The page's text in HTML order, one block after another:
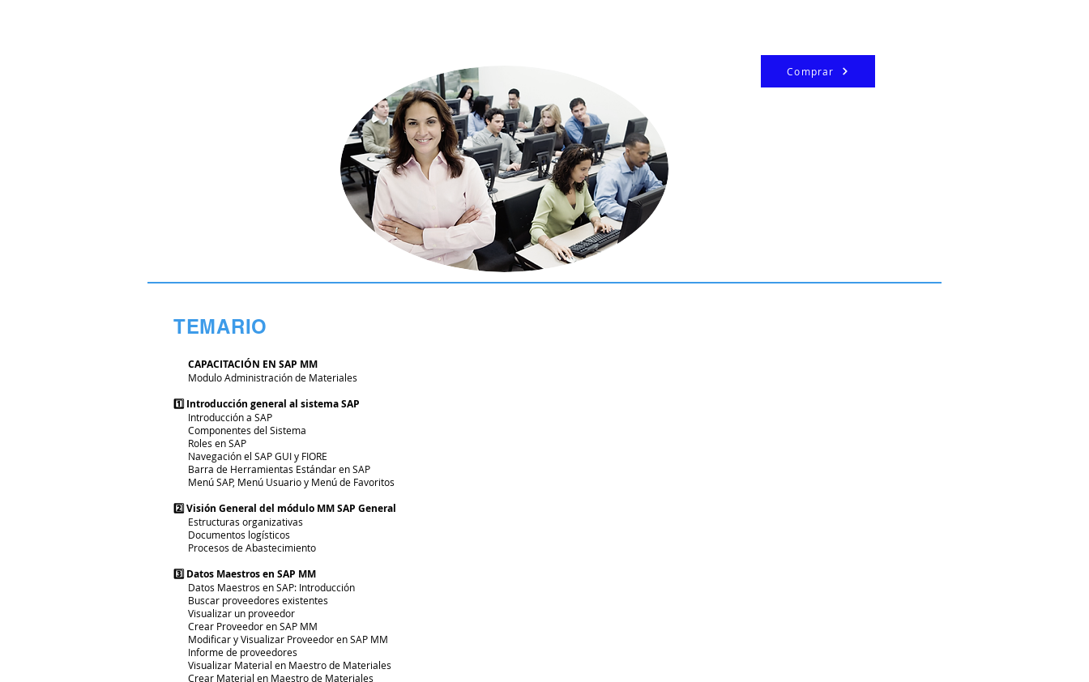
Comprar
TEMARIO
CAPACITACIÓN EN SAP MM
Modulo Administración de Materiales
1️⃣ Introducción general al sistema SAP
Introducción a SAP
Componentes del Sistema
Roles en SAP
Navegación el SAP GUI y FIORE
Barra de Herramientas Estándar en SAP
Menú SAP, Menú Usuario y Menú de Favoritos
2️⃣ Visión General del módulo MM SAP General
Estructuras organizativas
Documentos logísticos
Procesos de Abastecimiento
3️⃣ Datos Maestros en SAP MM
Datos Maestros en SAP: Introducción
Buscar proveedores existentes
Visualizar un proveedor
Crear Proveedor en SAP MM
Modificar y Visualizar Proveedor en SAP MM
Informe de proveedores
Visualizar Material en Maestro de Materiales
Crear Material en Maestro de Materiales